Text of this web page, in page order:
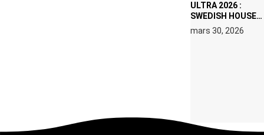
ULTRA 2026 :
SWEDISH HOUSE
MAFIA RETROUVE
ERIC PRYDZ DANS
mars 30, 2026